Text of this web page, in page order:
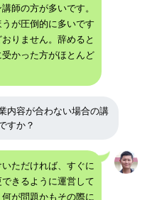
師の方が多いです。
が圧倒的に多いです
りません。辞めると
かった方がほとんど
内容が合わない場合の講
すか？
ただければ、すぐに
きるように運営して
が問題かもその際に